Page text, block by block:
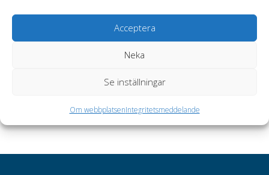
Acceptera
Neka
Se inställningar
Om webbplatsenIntegritetsmeddelande
för att bedöma bolags klimatrisker och möjligheter.
Ramverket är också ett viktigt för AP2 då det är ett
verktyg för att beskriva och kommunicera fondens eget
till TCFD:s förslag.